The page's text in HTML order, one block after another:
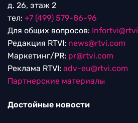
д. 26, этаж 2
тел: +7 (499) 579-86-96
Для общих вопросов:
Редакция RTVI: news@rtvi.com
Маркетинг/PR: pr@rtvi.com
Реклама RTVI: adv-eu@rtvi.com
Партнерские материалы
Достойные новости